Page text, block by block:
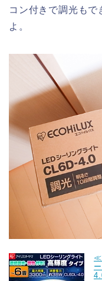
コン付きで調光もで
よ。
≪